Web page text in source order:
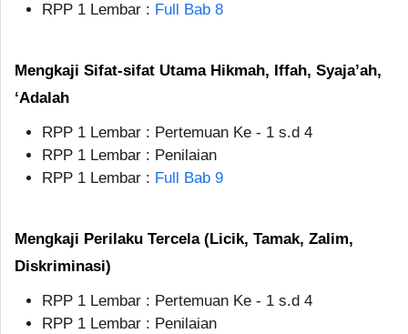
RPP 1 Lembar : Full Bab 8
Mengkaji Sifat-sifat Utama Hikmah, Iffah, Syaja’ah,
‘Adalah
RPP 1 Lembar : Pertemuan Ke - 1 s.d 4
RPP 1 Lembar : Penilaian
RPP 1 Lembar : Full Bab 9
Mengkaji Perilaku Tercela (Licik, Tamak, Zalim,
Diskriminasi)
RPP 1 Lembar : Pertemuan Ke - 1 s.d 4
RPP 1 Lembar : Penilaian